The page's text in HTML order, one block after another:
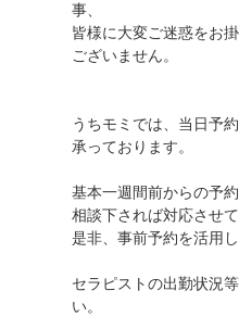
事、
皆様に大変ご迷惑をお
ございません。
うちモミでは、当日予
承っております。
基本一週間前からの予
相談下されば対応させて
是非、事前予約を活用
セラピストの出勤状況
い。